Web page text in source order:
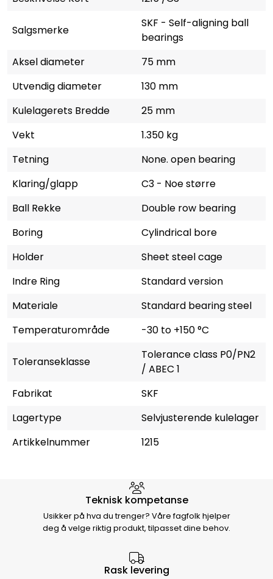
Salgsmerke
SKF - Self-aligning ball
bearings
Aksel diameter
75 mm
Utvendig diameter
130 mm
Kulelagerets Bredde
25 mm
Vekt
1.350 kg
Tetning
None. open bearing
Klaring/glapp
C3 - Noe større
Ball Rekke
Double row bearing
Boring
Cylindrical bore
Holder
Sheet steel cage
Indre Ring
Standard version
Materiale
Standard bearing steel
Temperaturområde
-30 to +150 °C
Toleranseklasse
Tolerance class P0/PN2
/ ABEC 1
Fabrikat
SKF
Lagertype
Selvjusterende kulelager
Artikkelnummer
1215
Hvorfor velge Storm Halvorsen
Teknisk kompetanse
Usikker på hva du trenger? Våre fagfolk hjelper
deg å velge riktig produkt, tilpasset dine behov.
Rask levering